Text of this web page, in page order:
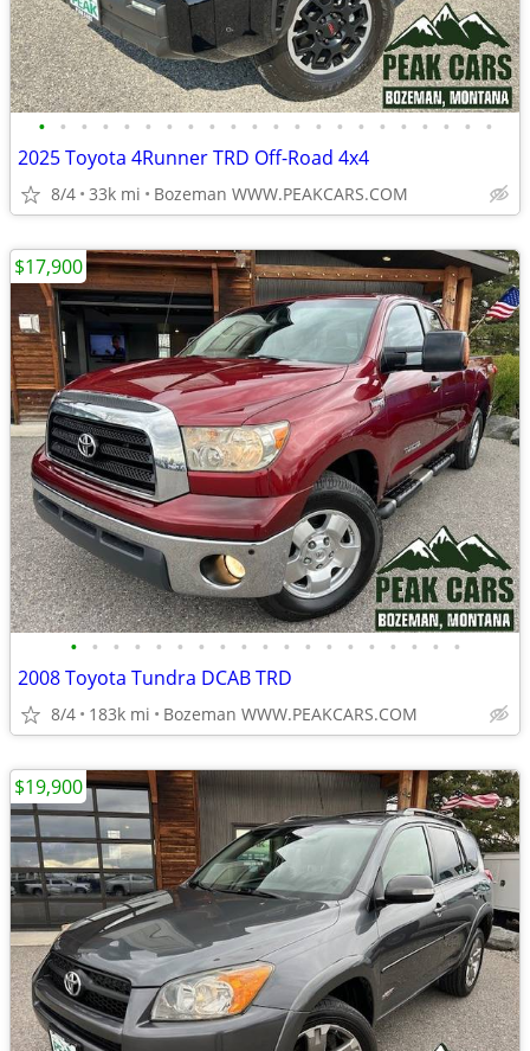
• • • • • • • • • • • • • • • • • • • • • •
2025 Toyota 4Runner TRD Off-Road 4x4
8/4 33k mi Bozeman WWW.PEAKCARS.COM
• • • • • • • • • • • • • • • • • • •
2008 Toyota Tundra DCAB TRD
8/4 183k mi Bozeman WWW.PEAKCARS.COM
$17,900
$19,900